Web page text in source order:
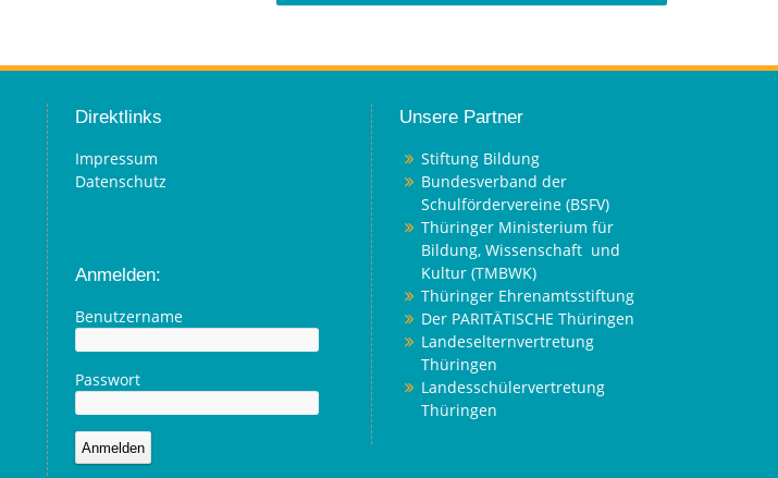
Direktlinks
Impressum
Datenschutz
Anmelden:
Benutzername
Passwort
Unsere Partner
Stiftung Bildung
Bundesverband der
Schulfördervereine (BSFV)
Thüringer Ministerium für
Bildung, Wissenschaft und
Kultur (TMBWK)
Thüringer Ehrenamtsstiftung
Der PARITÄTISCHE Thüringen
Landeselternvertretung
Thüringen
Landesschülervertretung
Thüringen